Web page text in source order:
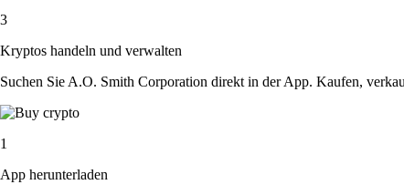
3
Kryptos handeln und verwalten
Suchen Sie A.O. Smith Corporation direkt in der App. Kaufen,
1
App herunterladen